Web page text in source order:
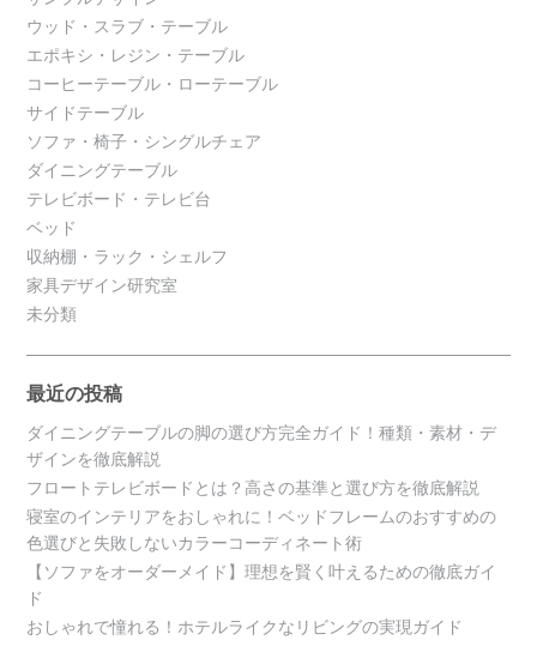
ウッド・スラブ・テーブル
エポキシ・レジン・テーブル
コーヒーテーブル・ローテーブル
サイドテーブル
ソファ・椅子・シングルチェア
ダイニングテーブル
テレビボード・テレビ台
ベッド
収納棚・ラック・シェルフ
家具デザイン研究室
未分類
最近の投稿
ダイニングテーブルの脚の選び方完全ガイド！種類・素材・デ
ザインを徹底解説
フロートテレビボードとは？高さの基準と選び方を徹底解説
寝室のインテリアをおしゃれに！ベッドフレームのおすすめの
色選びと失敗しないカラーコーディネート術
【ソファをオーダーメイド】理想を賢く叶えるための徹底ガイ
ド
おしゃれで憧れる！ホテルライクなリビングの実現ガイド